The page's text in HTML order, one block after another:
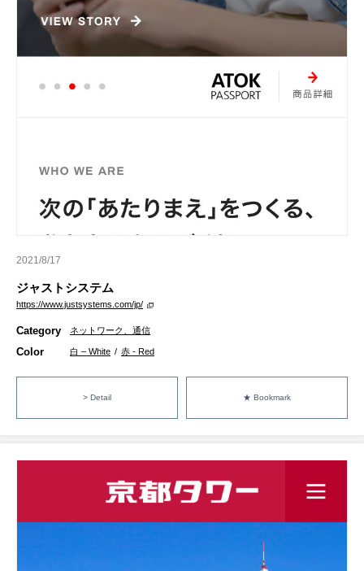
2021/8/17
ジャストシステム
https://www.justsystems.com/jp/
Category ネットワーク、通信
Color 白 – White / 赤 - Red
> Detail ★ Bookmark